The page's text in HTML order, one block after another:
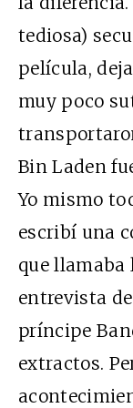
tediosa)
película,
muy poco
Bin Laden
Yo mismo
escribí una
que llamaba
entrevista
príncipe
extractos.